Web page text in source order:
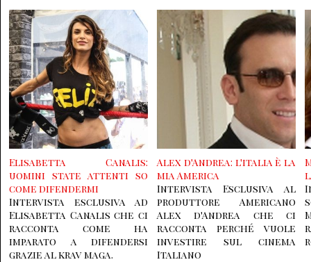
Elisabetta Canalis:
uomini state attenti so
come difendermi
Intervista esclusiva ad
Elisabetta Canalis che ci
racconta come ha
imparato a difendersi
grazie al krav maga.
Alex d'Andrea: l'italia è la
mia America
Intervista Esclusiva al
produttore Americano
Alex d'Andrea che ci
racconta perché vuole
investire sul cinema
Italiano